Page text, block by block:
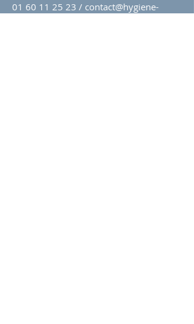
01 60 11 25 23 / contact@hygiene-